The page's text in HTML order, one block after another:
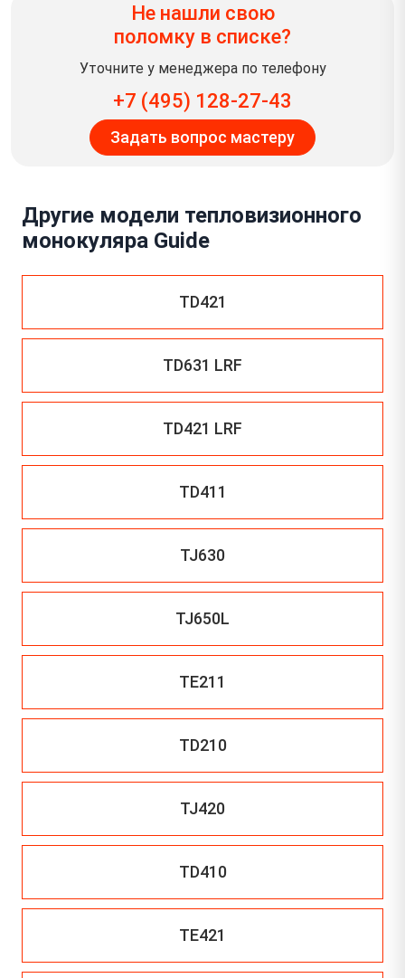
Не нашли свою
поломку в списке?
Уточните у менеджера по телефону
+7 (495) 128-27-43
Задать вопрос мастеру
Другие модели тепловизионного
монокуляра Guide
TD421
TD631 LRF
TD421 LRF
TD411
TJ630
TJ650L
TE211
TD210
TJ420
TD410
TE421